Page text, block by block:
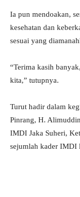
Ia pun mendoakan,
kesehatan dan
sesuai yang
“Terima kasih
kita,” tutupnya.
Turut hadir dalam
Pinrang, H.
IMDI Jaka Suheri,
sejumlah kader IMDI